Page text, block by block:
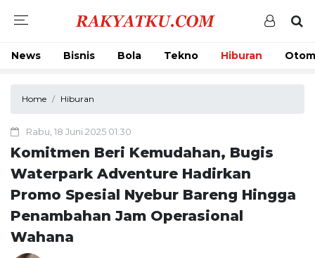
News Bisnis Bola Tekno Hiburan
Home Hiburan
Rabu, 18 Juni 2025 01:30
Komitmen Beri Kemudahan, Bugis
Waterpark Adventure Hadirkan
Promo Spesial Nyebur Bareng Hingga
Penambahan Jam Operasional
Wahana